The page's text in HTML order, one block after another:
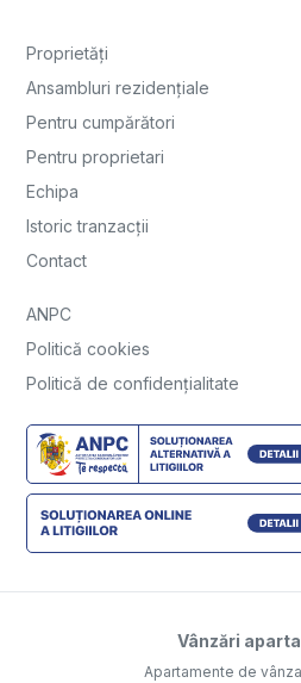
Proprietăți
Ansambluri rezidențiale
Pentru cumpărători
Pentru proprietari
Echipa
Istoric tranzacții
Contact
ANPC
Politică cookies
Politică de confidențialitate
Vânzări
Apartamente de